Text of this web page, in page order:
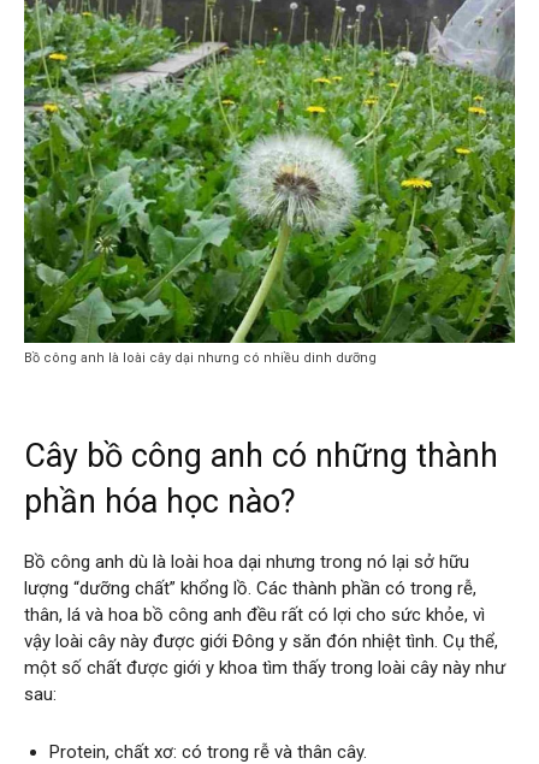
Bồ công anh là loài cây dại nhưng có nhiều dinh dưỡng
Cây bồ công anh có những thành
phần hóa học nào?
Bồ công anh dù là loài hoa dại nhưng trong nó lại sở hữu
lượng “dưỡng chất” khổng lồ. Các thành phần có trong rễ,
thân, lá và hoa bồ công anh đều rất có lợi cho sức khỏe, vì
vậy loài cây này được giới Đông y săn đón nhiệt tình. Cụ thể,
một số chất được giới y khoa tìm thấy trong loài cây này như
sau:
Protein, chất xơ: có trong rễ và thân cây.